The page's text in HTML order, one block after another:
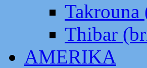
Takrouna
Thibar
AMERIKA